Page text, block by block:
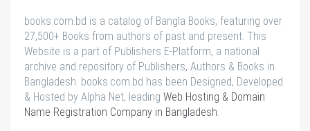
books.com.bd is a catalog of Bangla Books, featuring over
27,500+ Books from authors of past and present. This
Website is a part of Publishers E-Platform, a national
archive and repository of Publishers, Authors & Books in
Bangladesh. books.com.bd has been Designed, Developed
& Hosted by Alpha Net, leading Web Hosting & Domain
Name Registration Company in Bangladesh